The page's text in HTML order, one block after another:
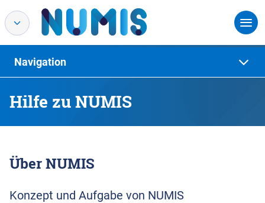
Hilfe zu NUMIS
Navigation
Über NUMIS
Konzept und Aufgabe von NUMIS